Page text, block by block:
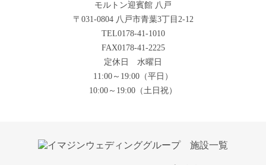
モルトン迎賓館 八戸
〒031-0804 八戸市青葉3丁目2-12
TEL0178-41-1010
FAX0178-41-2225
定休日 水曜日
11:00～19:00（平日）
10:00～19:00（土日祝）